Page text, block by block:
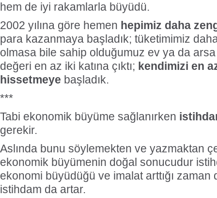
hem de iyi rakamlarla büyüdü.
2002 yılına göre hemen hepimiz daha
para kazanmaya başladık; tüketimimiz
olmasa bile sahip olduğumuz ev ya da
değeri en az iki katına çıktı; kendimizi en
hissetmeye başladık.
***
Tabi ekonomik büyüme sağlanırken
gerekir.
Aslında bunu söylemekten ve yazmaktan
ekonomik büyümenin doğal sonucudur
ekonomi büyüdüğü ve imalat arttığı
istihdam da artar.